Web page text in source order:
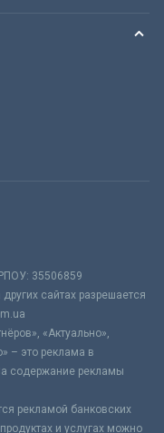
35506859
сайтах разрешается
«Актуально»,
– это реклама в
содержание рекламы
рекламой банковских
и услугах можно